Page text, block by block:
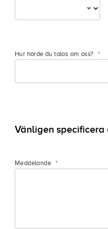
Hur hörde du talas om oss?
Vänligen
Meddelande